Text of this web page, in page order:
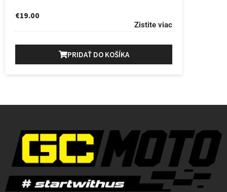
€19.00
Zistite viac
PRIDAŤ DO KOŠÍKA